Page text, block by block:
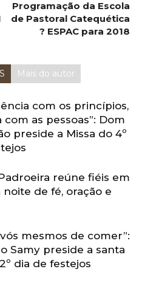
Programação da Escola
de Pastoral Catequética
? ESPAC para 2018
Mais do autor
com os princípios,
as pessoas”: Dom
preside a Missa do 4º
reúne fiéis em
noite de fé, oração e
mesmos de comer”:
Samy preside a santa
dia de festejos